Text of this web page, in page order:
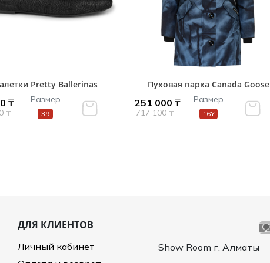
Pretty Ballerinas
₸
₸
Размер
39
Пуховая парка Canada Goose
251 000 ₸
717 100 ₸
Размер
16Y
ДЛЯ КЛИЕНТОВ
Личный кабинет
Show Room г. Алматы